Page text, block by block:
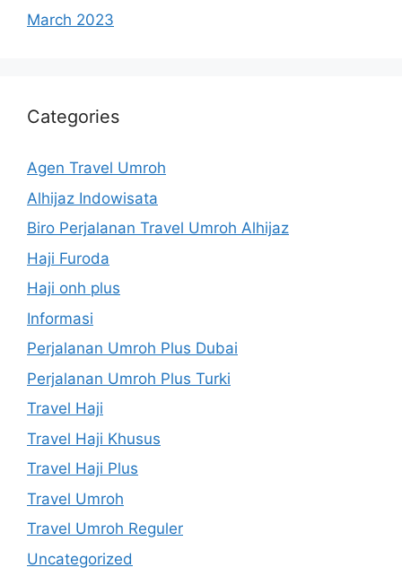
March 2023
Categories
Agen Travel Umroh
Alhijaz Indowisata
Biro Perjalanan Travel Umroh Alhijaz
Haji Furoda
Haji onh plus
Informasi
Perjalanan Umroh Plus Dubai
Perjalanan Umroh Plus Turki
Travel Haji
Travel Haji Khusus
Travel Haji Plus
Travel Umroh
Travel Umroh Reguler
Uncategorized